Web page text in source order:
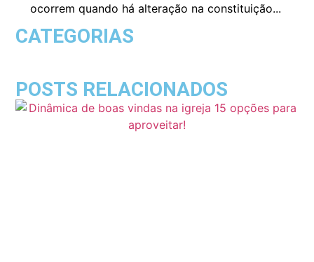
ocorrem quando há alteração na constituição...
CATEGORIAS
POSTS RELACIONADOS